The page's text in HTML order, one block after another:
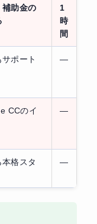
助金の
1
時
間
ポート
—
CCのイ
—
格スタ
—